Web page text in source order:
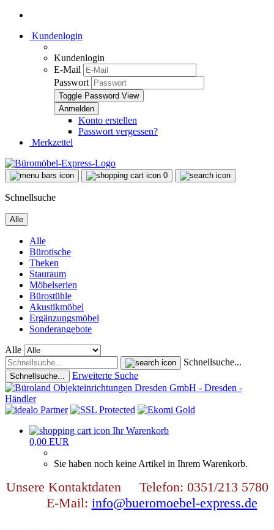
Kundenlogin
Kundenlogin
E-Mail
Passwort
Toggle Password View
Konto erstellen
Passwort vergessen?
Merkzettel
0
Schnellsuche
Alle
Alle
Bürotische
Theken
Stauraum
Möbelserien
Bürostühle
Akustikmöbel
Ergänzungsmöbel
Sonderangebote
Alle
Schnellsuche...
Schnellsuche... Erweiterte Suche
Ihr Warenkorb
0,00 EUR
Sie haben noch keine Artikel in Ihrem Warenkorb.
Unsere Kontaktdaten Telefon: 0351/213 5780
E-Mail: info@bueromoebel-express.de